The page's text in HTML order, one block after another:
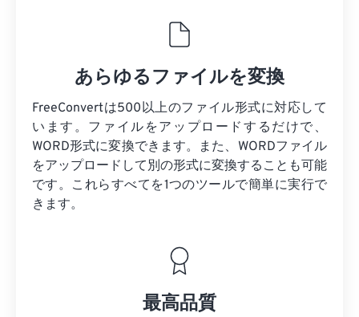
あらゆるファイルを変換
FreeConvertは500以上のファイル形式に対応して
います。ファイルをアップロードするだけで、
WORD形式に変換できます。また、WORDファイル
をアップロードして別の形式に変換することも可能
です。これらすべてを1つのツールで簡単に実行で
きます。
最高品質